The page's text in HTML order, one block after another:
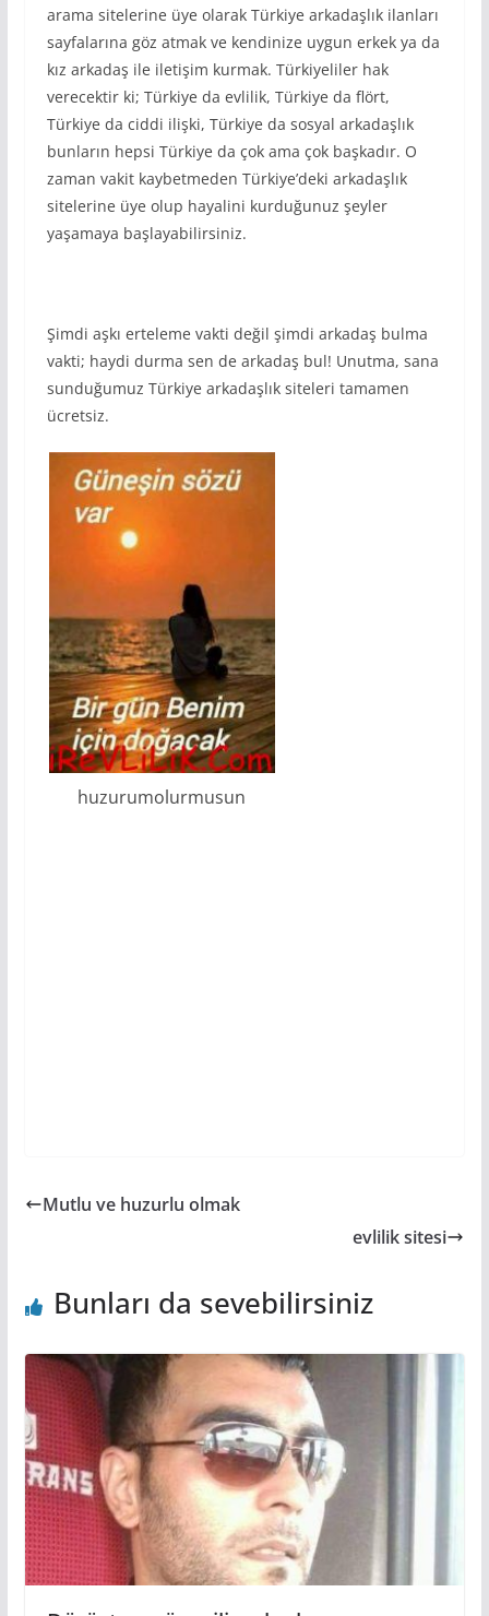
arama sitelerine üye olarak Türkiye arkadaşlık ilanları
sayfalarına göz atmak ve kendinize uygun erkek ya da
kız arkadaş ile iletişim kurmak. Türkiyeliler hak
verecektir ki; Türkiye da evlilik, Türkiye da flört,
Türkiye da ciddi ilişki, Türkiye da sosyal arkadaşlık
bunların hepsi Türkiye da çok ama çok başkadır. O
zaman vakit kaybetmeden Türkiye’deki arkadaşlık
sitelerine üye olup hayalini kurduğunuz şeyler
yaşamaya başlayabilirsiniz.
Şimdi aşkı erteleme vakti değil şimdi arkadaş bulma
vakti; haydi durma sen de arkadaş bul! Unutma, sana
sunduğumuz Türkiye arkadaşlık siteleri tamamen
ücretsiz.
huzurumolurmusun
Mutlu ve huzurlu olmak
evlilik sitesi
Bunları da sevebilirsiniz